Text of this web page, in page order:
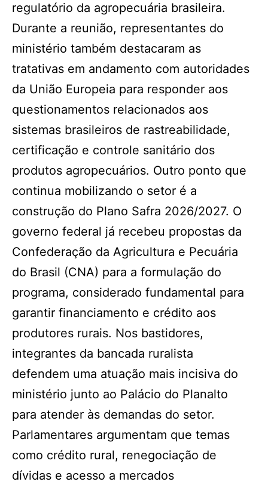
regulatório da agropecuária brasileira.
Durante a reunião, representantes do
ministério também destacaram as
tratativas em andamento com autoridades
da União Europeia para responder aos
questionamentos relacionados aos
sistemas brasileiros de rastreabilidade,
certificação e controle sanitário dos
produtos agropecuários. Outro ponto que
continua mobilizando o setor é a
construção do Plano Safra 2026/2027. O
governo federal já recebeu propostas da
Confederação da Agricultura e Pecuária
do Brasil (CNA) para a formulação do
programa, considerado fundamental para
garantir financiamento e crédito aos
produtores rurais. Nos bastidores,
integrantes da bancada ruralista
defendem uma atuação mais incisiva do
ministério junto ao Palácio do Planalto
para atender às demandas do setor.
Parlamentares argumentam que temas
como crédito rural, renegociação de
dívidas e acesso a mercados